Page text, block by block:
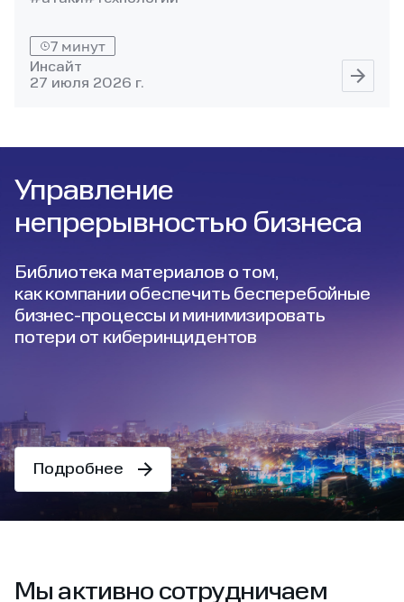
7 минут
Инсайт
27 июля 2026 г.
Управление
непрерывностью бизнеса
Библиотека материалов о том,
как компании обеспечить бесперебойные
бизнес‑процессы и минимизировать
потери от киберинцидентов
Подробнее
Мы активно сотрудничаем